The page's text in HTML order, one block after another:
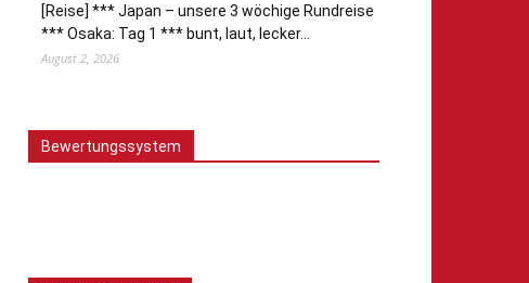
[Reise] *** Japan – unsere 3 wöchige Rundreise
*** Osaka: Tag 1 *** bunt, laut, lecker…
August 2, 2026
Bewertungssystem